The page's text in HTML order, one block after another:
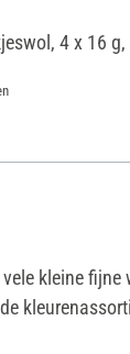
4 x 16 g,
kleine